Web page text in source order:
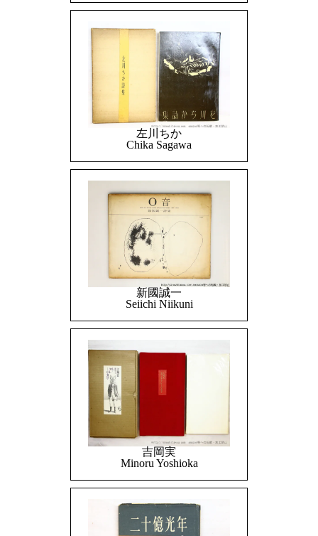
左川ちか
Chika Sagawa
新國誠一
Seiichi Niikuni
吉岡実
Minoru Yoshioka